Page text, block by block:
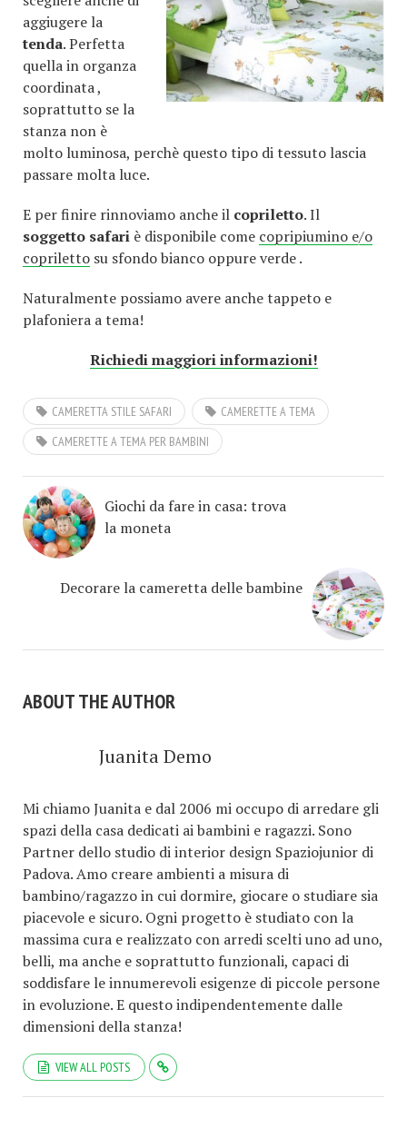
aggiugere la
tenda. Perfetta
quella in organza
coordinata ,
soprattutto se la
stanza non è
molto luminosa, perchè questo tipo di tessuto lascia
passare molta luce.
E per finire rinnoviamo anche il copriletto. Il
soggetto safari è disponibile come copripiumino e/o
copriletto su sfondo bianco oppure verde .
Naturalmente possiamo avere anche tappeto e
plafoniera a tema!
Richiedi maggiori informazioni!
CAMERETTA STILE SAFARI
CAMERETTE A TEMA
CAMERETTE A TEMA PER BAMBINI
Giochi da fare in casa: trova
la moneta
Decorare la cameretta delle bambine
ABOUT THE AUTHOR
Juanita Demo
Mi chiamo Juanita e dal 2006 mi occupo di arredare gli
spazi della casa dedicati ai bambini e ragazzi. Sono
Partner dello studio di interior design Spaziojunior di
Padova. Amo creare ambienti a misura di
bambino/ragazzo in cui dormire, giocare o studiare sia
piacevole e sicuro. Ogni progetto è studiato con la
massima cura e realizzato con arredi scelti uno ad uno,
belli, ma anche e soprattutto funzionali, capaci di
soddisfare le innumerevoli esigenze di piccole persone
in evoluzione. E questo indipendentemente dalle
dimensioni della stanza!
VIEW ALL POSTS